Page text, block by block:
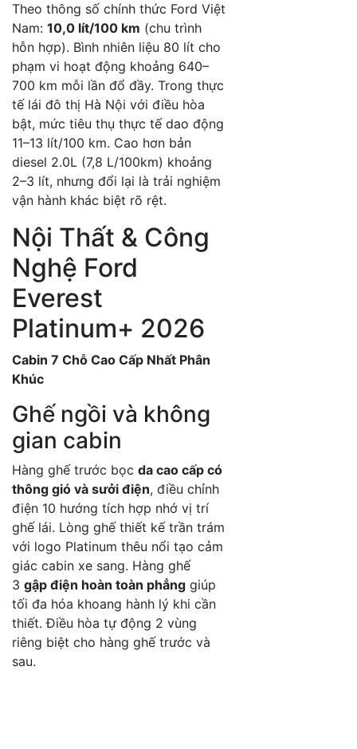
Theo thông số chính thức Ford Việt
Nam: 10,0 lít/100 km (chu trình
hỗn hợp). Bình nhiên liệu 80 lít cho
phạm vi hoạt động khoảng 640–
700 km mỗi lần đổ đầy. Trong thực
tế lái đô thị Hà Nội với điều hòa
bật, mức tiêu thụ thực tế dao động
11–13 lít/100 km. Cao hơn bản
diesel 2.0L (7,8 L/100km) khoảng
2–3 lít, nhưng đổi lại là trải nghiệm
vận hành khác biệt rõ rệt.
Nội Thất & Công
Nghệ Ford
Everest
Platinum+ 2026
Cabin 7 Chỗ Cao Cấp Nhất Phân
Khúc
Ghế ngồi và không
gian cabin
Hàng ghế trước bọc da cao cấp có
thông gió và sưởi điện, điều chỉnh
điện 10 hướng tích hợp nhớ vị trí
ghế lái. Lòng ghế thiết kế trần trám
với logo Platinum thêu nổi tạo cảm
giác cabin xe sang. Hàng ghế
3 gập điện hoàn toàn phẳng giúp
tối đa hóa khoang hành lý khi cần
thiết. Điều hòa tự động 2 vùng
riêng biệt cho hàng ghế trước và
sau.